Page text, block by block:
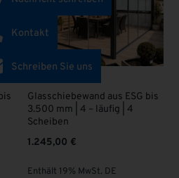
Glasschiebewand aus ESG bis
3.500 mm | 4 – läufig | 4
Scheiben
1.245,00 €
Enthält 19% MwSt. DE
Kontakt
Schreiben Sie uns